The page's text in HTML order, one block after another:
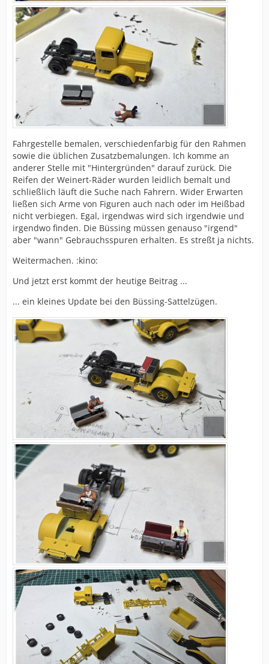
Fahrgestelle bemalen, verschiedenfarbig für den Rahmen
sowie die üblichen Zusatzbemalungen. Ich komme an
anderer Stelle mit "Hintergründen" darauf zurück. Die
Reifen der Weinert-Räder wurden leidlich bemalt und
schließlich läuft die Suche nach Fahrern. Wider Erwarten
ließen sich Arme von Figuren auch nach oder im Heißbad
nicht verbiegen. Egal, irgendwas wird sich irgendwie und
irgendwo finden. Die Büssing müssen genauso "irgend"
aber "wann" Gebrauchsspuren erhalten. Es streßt ja nichts.
Weitermachen. :kino:
Und jetzt erst kommt der heutige Beitrag ...
... ein kleines Update bei den Büssing-Sattelzügen.